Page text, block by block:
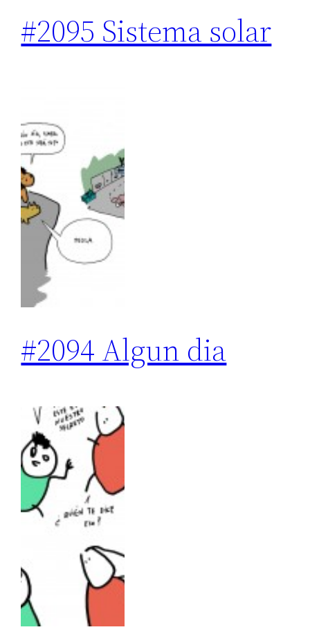
#2095 Sistema solar
#2094 Algun dia